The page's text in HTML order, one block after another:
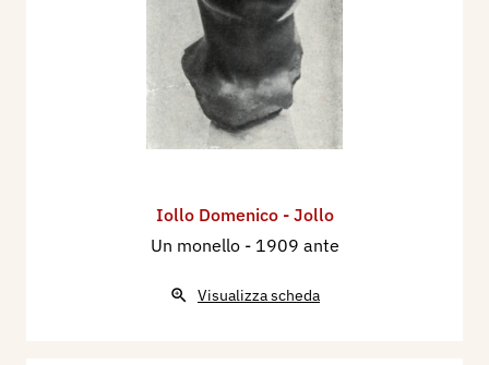
Iollo Domenico - Jollo
Un monello - 1909 ante
Visualizza scheda